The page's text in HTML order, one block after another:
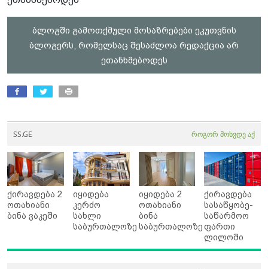
ბლოგში გამოთქმული მოსაზრებები ეკუთვნის
ბლოგერს, რომელსაც შესაძლოა რედაქცია არ
ეთანხმებოდეს
SS.GE როგორ მოხვდე აქ
ქირავდება 2
ოთახიანი
ბინა ვაკეში
იყიდება
კერძო
სახლი
საბურთალოზე
იყიდება 2
ოთახიანი
ბინა
საბურთალოზე
ქირავდება
სასაწყობე-
საწარმოო
ფართი
ლილოში